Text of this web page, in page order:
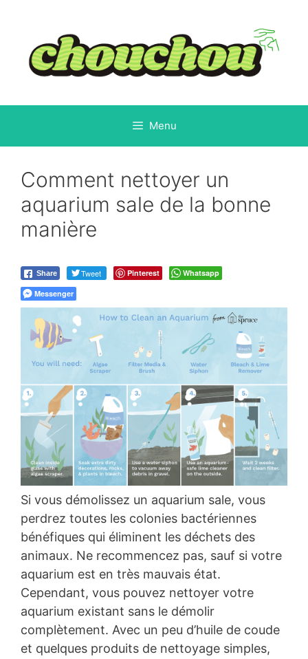
contenu
Menu
Comment nettoyer un
aquarium sale de la bonne
manière
Share Tweet Pinterest
Whatsapp
Messenger
Si vous démolissez un aquarium sale, vous
perdrez toutes les colonies bactériennes
bénéfiques qui éliminent les déchets des
animaux. Ne recommencez pas, sauf si votre
aquarium est en très mauvais état.
Cependant, vous pouvez nettoyer votre
aquarium existant sans le démolir
complètement. Avec un peu d’huile de coude
et quelques produits de nettoyage simples,